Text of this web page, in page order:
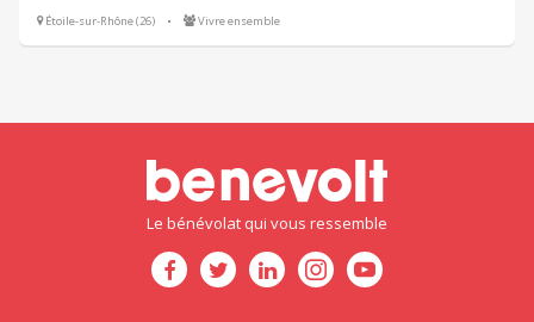
Étoile-sur-Rhône (26) • Vivre ensemble
Le bénévolat qui vous ressemble